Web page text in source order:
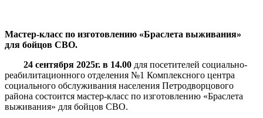
Мастер-класс по изготовлению «Браслета выживания»
для бойцов СВО.
24 сентября 2025г. в 14.00 для посетителей социально-
реабилитационного отделения №1 Комплексного центра
социального обслуживания населения Петродворцового
района состоится мастер-класс по изготовлению «Браслета
выживания» для бойцов СВО.